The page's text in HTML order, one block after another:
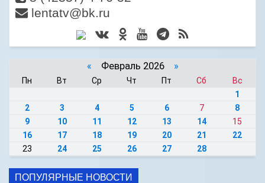
lentatv@bk.ru
« Февраль 2026 »
Пн Вт Ср Чт Пт Сб
Вс
1
2
3 4 5 6 7
8
9
10 11 12 13 14
15
16
17 18 19 20 21
22
23
24 25 26 27 28
ПОПУЛЯРНЫЕ НОВОСТИ